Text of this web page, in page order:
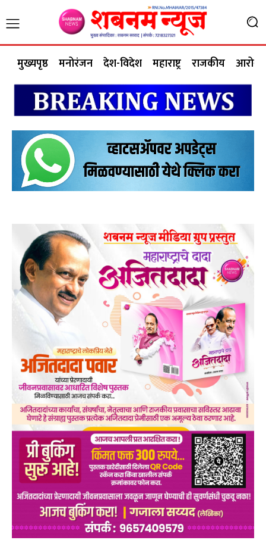
मुख्यपृष्ठ मनोरंजन देश-विदेश महाराष्ट्र राजकीय आरोग्य